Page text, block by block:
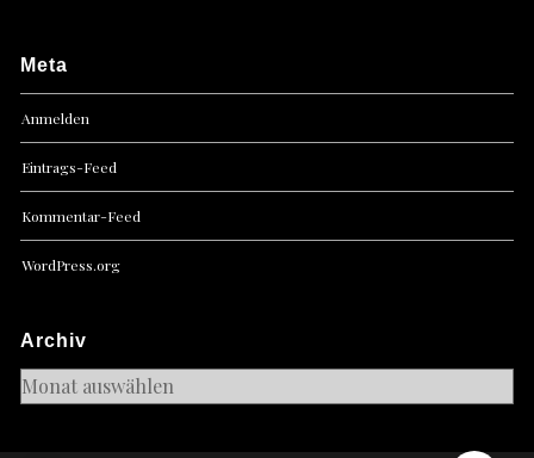
Meta
Anmelden
Eintrags-Feed
Kommentar-Feed
WordPress.org
Archiv
Archiv